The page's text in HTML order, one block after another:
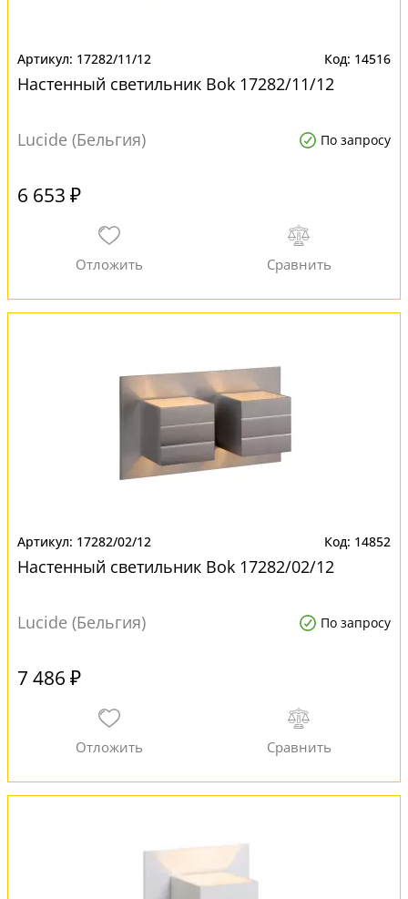
17282/11/12 14516
Настенный светильник Bok 17282/11/12
Lucide (Бельгия) По запросу
6 653 ₽
17282/02/12 14852
Настенный светильник Bok 17282/02/12
Lucide (Бельгия) По запросу
7 486 ₽